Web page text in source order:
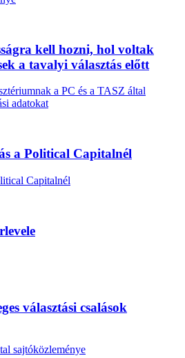
kell hozni, hol voltak
a tavalyi választás előtt
a PC és a TASZ által
adatokat
a Political Capitalnél
Capitalnél
választási csalások
sajtóközleménye